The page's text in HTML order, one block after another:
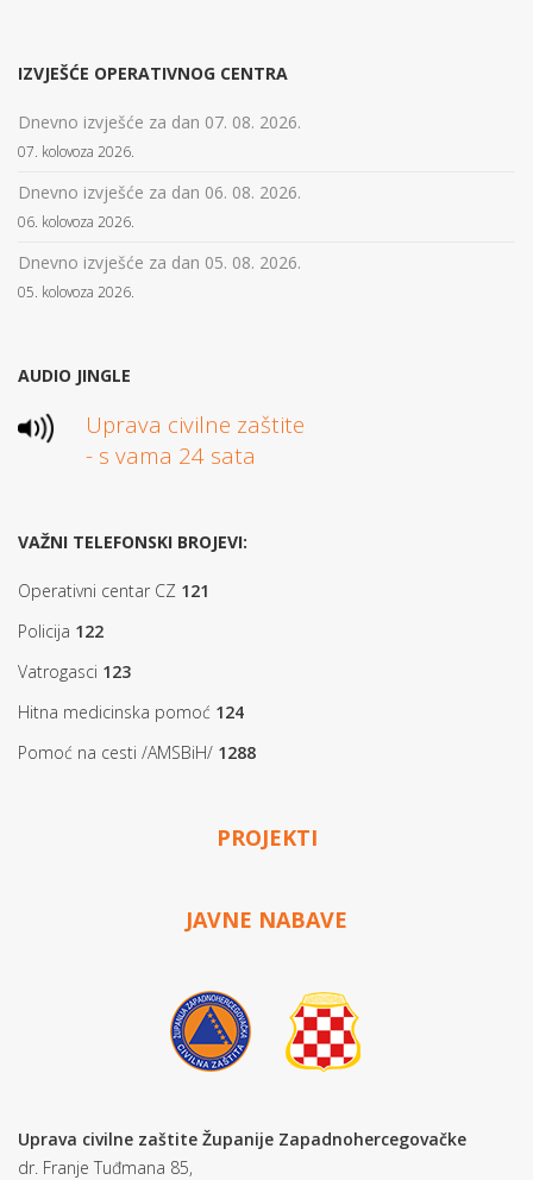
IZVJEŠĆE OPERATIVNOG CENTRA
Dnevno izvješće za dan 07. 08. 2026.
07. kolovoza 2026.
Dnevno izvješće za dan 06. 08. 2026.
06. kolovoza 2026.
Dnevno izvješće za dan 05. 08. 2026.
05. kolovoza 2026.
AUDIO JINGLE
Uprava civilne zaštite
- s vama 24 sata
VAŽNI TELEFONSKI BROJEVI:
Operativni centar CZ 121
Policija 122
Vatrogasci 123
Hitna medicinska pomoć 124
Pomoć na cesti /AMSBiH/ 1288
PROJEKTI
JAVNE NABAVE
Uprava civilne zaštite Županije Zapadnohercegovačke
dr. Franje Tuđmana 85,